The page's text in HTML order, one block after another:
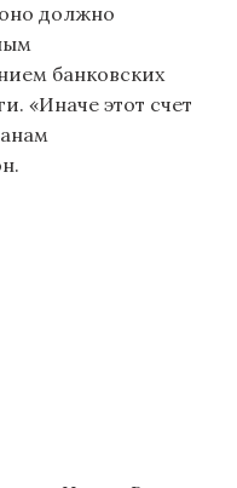
должно
банковских
«Иначе этот счет